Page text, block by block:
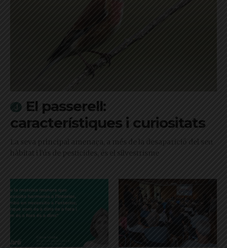
El passerell:
característiques i curiositats
La seva principal amenaça, a més de la desaparició del seu
hàbitat i l'ús de pesticides, és el silvestrisme